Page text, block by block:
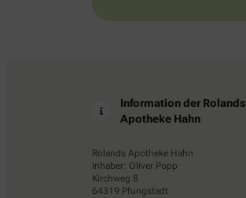
Information der Rolands
Apotheke Hahn
Rolands Apotheke Hahn
Inhaber: Oliver Popp
Kirchweg 8
64319 Pfungstadt